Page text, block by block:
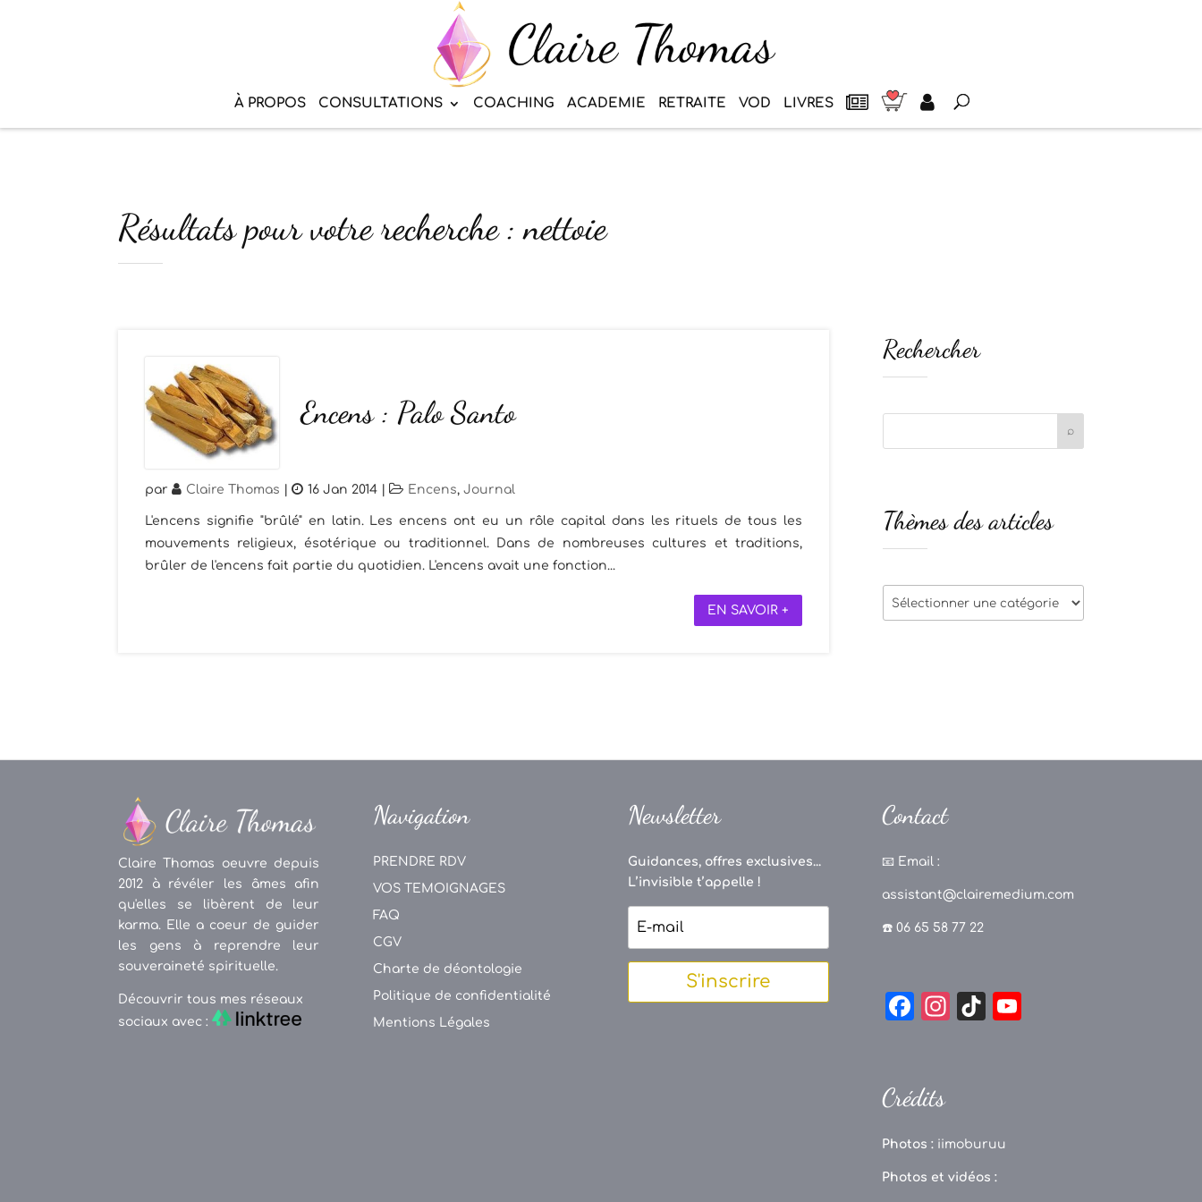
À PROPOS CONSULTATIONS COACHING ACADEMIE RETRAITE VOD LIVRES
Résultats pour votre recherche : nettoie
Encens : Palo Santo
par Claire Thomas | 16 Jan 2014 | Encens, Journal
L'encens signifie "brûlé" en latin. Les encens ont eu un rôle capital dans les rituels de tous les
mouvements religieux, ésotérique ou traditionnel. Dans de nombreuses cultures et traditions,
brûler de l'encens fait partie du quotidien. L'encens avait une fonction...
EN SAVOIR +
Rechercher
Thèmes des articles
Thèmes
des
Claire Thomas oeuvre depuis
2012 à révéler les âmes afin
qu'elles se libèrent de leur
karma. Elle a coeur de guider
les gens à reprendre leur
souveraineté spirituelle.
Découvrir tous mes réseaux
sociaux avec :
Navigation
PRENDRE RDV
VOS TEMOIGNAGES
FAQ
CGV
Charte de déontologie
Politique de confidentialité
Mentions Légales
Newsletter
Guidances, offres exclusives...
L’invisible t’appelle !
S'inscrire
Contact
📧 Email :
assistant@clairemedium.com
☎️ 06 65 58 77 22
F
e
o
o
In
a
m
Ti
Crédits
Photos : iimoburuu
Photos et vidéos :